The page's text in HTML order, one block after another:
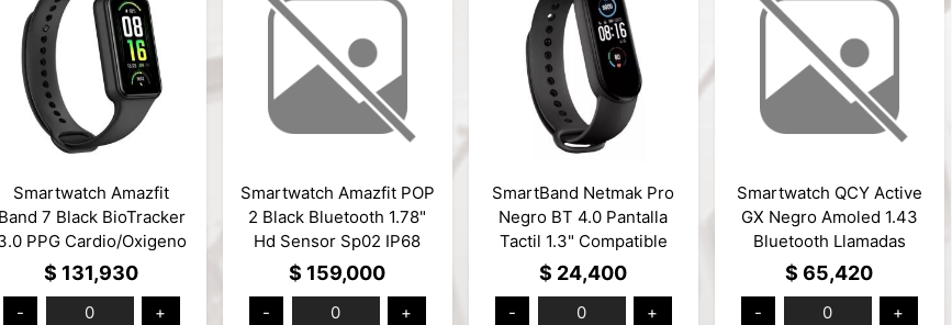
Smartwatch Amazfit
Band 7 Black BioTracker
PPG Cardio/Oxigeno
BT 5.2 Mod: A2177
$ 131,930
- 0 +
Smartwatch Amazfit POP
2 Black Bluetooth 1.78"
Hd Sensor Sp02 IP68
Parlante + Microfono
Mod: A2290
$ 159,000
- 0 +
SmartBand Netmak Pro
Negro BT 4.0 Pantalla
Tactil 1.3" Compatible
Android/iOS Mod: NM-
PRO
$ 24,400
- 0 +
Smartwatch QCY Active
GX Negro Amoled 1.43
Bluetooth Llamadas
3ATM
Heart/Sp02/Gravedad
Mod: WA24S12A
$ 65,420
- 0 +